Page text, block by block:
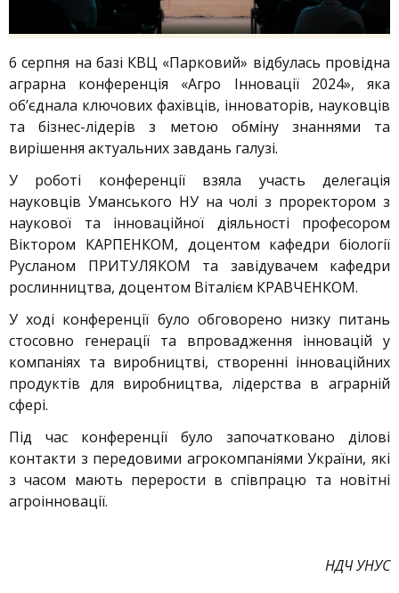
6 серпня на базі КВЦ «Парковий» відбулась провідна
аграрна конференція «Агро Інновації 2024», яка
об’єднала ключових фахівців, інноваторів, науковців
та бізнес-лідерів з метою обміну знаннями та
вирішення актуальних завдань галузі.
У роботі конференції взяла участь делегація
науковців Уманського НУ на чолі з проректором з
наукової та інноваційної діяльності професором
Віктором КАРПЕНКОМ, доцентом кафедри біології
Русланом ПРИТУЛЯКОМ та завідувачем кафедри
рослинництва, доцентом Віталієм КРАВЧЕНКОМ.
У ході конференції було обговорено низку питань
стосовно генерації та впровадження інновацій у
компаніях та виробництві, створенні інноваційних
продуктів для виробництва, лідерства в аграрній
сфері.
Під час конференції було започатковано ділові
контакти з передовими агрокомпаніями України, які
з часом мають перерости в співпрацю та новітні
агроінновації.
НДЧ УНУС